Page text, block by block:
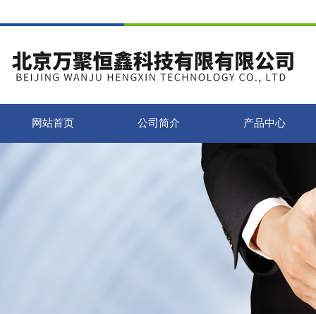
网站首页 公司简介 产品中心